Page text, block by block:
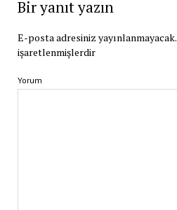
Bir yanıt yazın
E-posta adresiniz yayınlanmayacak.
işaretlenmişlerdir
Yorum